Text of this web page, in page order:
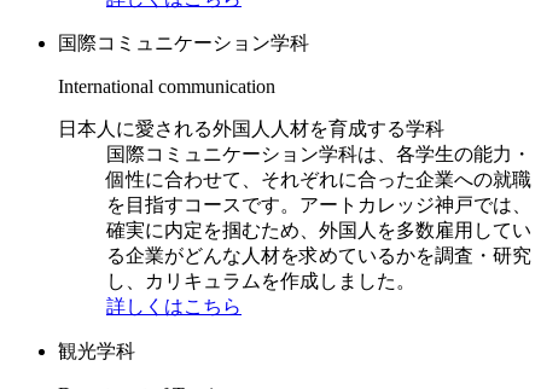
国際コミュニケーション学科
International communication
日本人に愛される外国人人材を育成する学科
国際コミュニケーション学科は、各学生の能力・
個性に合わせて、それぞれに合った企業への就職
を目指すコースです。アートカレッジ神戸では、
確実に内定を掴むため、外国人を多数雇用してい
る企業がどんな人材を求めているかを調査・研究
し、カリキュラムを作成しました。
詳しくはこちら
観光学科